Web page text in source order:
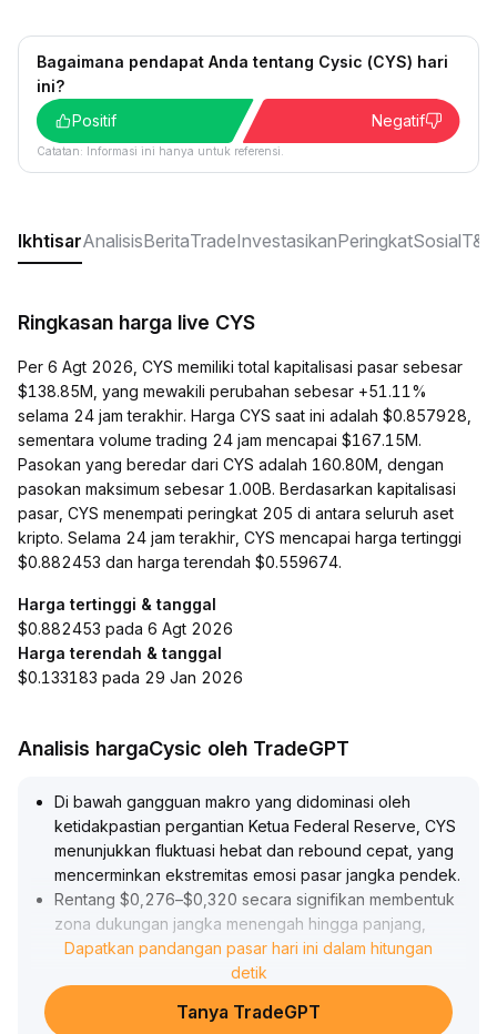
Bagaimana pendapat Anda tentang Cysic (CYS) hari
ini?
Positif
Negatif
Catatan: Informasi ini hanya untuk referensi.
IkhtisarAnalisisBeritaTradeInvestasikanPeringkatSosialT&J
Ringkasan harga live CYS
Per 6 Agt 2026, CYS memiliki total kapitalisasi pasar sebesar
$138.85M, yang mewakili perubahan sebesar +51.11%
selama 24 jam terakhir. Harga CYS saat ini adalah $0.857928,
sementara volume trading 24 jam mencapai $167.15M.
Pasokan yang beredar dari CYS adalah 160.80M, dengan
pasokan maksimum sebesar 1.00B. Berdasarkan kapitalisasi
pasar, CYS menempati peringkat 205 di antara seluruh aset
kripto. Selama 24 jam terakhir, CYS mencapai harga tertinggi
$0.882453 dan harga terendah $0.559674.
Harga tertinggi & tanggal
$0.882453 pada 6 Agt 2026
Harga terendah & tanggal
$0.133183 pada 29 Jan 2026
Analisis hargaCysic oleh TradeGPT
Di bawah gangguan makro yang didominasi oleh
ketidakpastian pergantian Ketua Federal Reserve, CYS
menunjukkan fluktuasi hebat dan rebound cepat, yang
mencerminkan ekstremitas emosi pasar jangka pendek.
Rentang $0,276–$0,320 secara signifikan membentuk
zona dukungan jangka menengah hingga panjang,
sementara di bawah $0,284 menjadi area dukungan
kuat; lonjakan volume bullish pada awal Agustus
menunjukkan dana bottom-fishing berbasis emosi
masuk dalam jumlah besar .
Dapatkan pandangan pasar hari ini dalam hitungan
detik
Tanya TradeGPT